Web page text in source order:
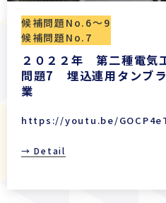
候補問題No.6〜9
候補問題No.7
２０２２年 第二種電
問題7 埋込連用タンブ
業
https://youtu.be/
→ Detail